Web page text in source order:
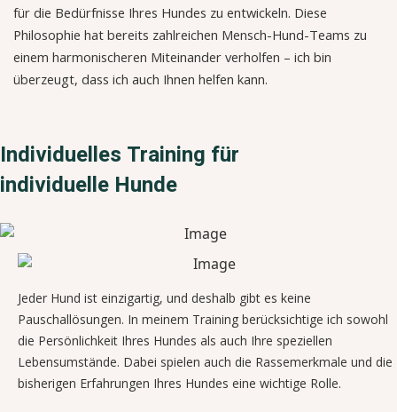
für die Bedürfnisse Ihres Hundes zu entwickeln. Diese
Philosophie hat bereits zahlreichen Mensch-Hund-Teams zu
einem harmonischeren Miteinander verholfen – ich bin
überzeugt, dass ich auch Ihnen helfen kann.
Individuelles Training für
individuelle Hunde
Jeder Hund ist einzigartig, und deshalb gibt es keine
Pauschallösungen. In meinem Training berücksichtige ich sowohl
die Persönlichkeit Ihres Hundes als auch Ihre speziellen
Lebensumstände. Dabei spielen auch die Rassemerkmale und die
bisherigen Erfahrungen Ihres Hundes eine wichtige Rolle.